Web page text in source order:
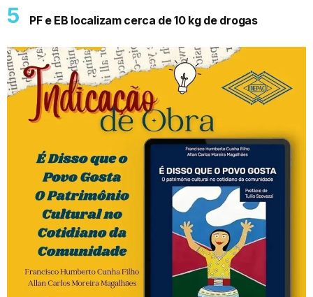
PF e EB localizam cerca de 10 kg de drogas